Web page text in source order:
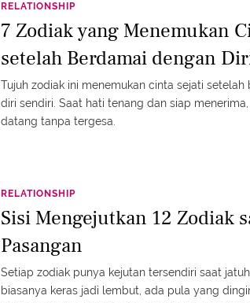
RELATIONSHIP
7 Zodiak yang Menemukan
setelah Berdamai dengan
Tujuh zodiak ini menemukan cinta sejati
diri sendiri. Saat hati tenang dan siap
datang tanpa tergesa.
RELATIONSHIP
Sisi Mengejutkan 12 Zodiak
Pasangan
Setiap zodiak punya kejutan tersendiri saat
biasanya keras jadi lembut, ada pula yang